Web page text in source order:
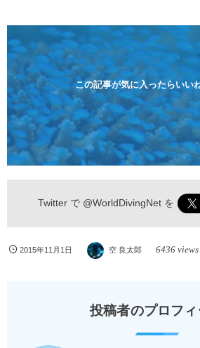
ンペーン！！￥16800 ￥
険 / 全て込み ダイビングが
気軽に体験できる半日のコ
らのんびりダイビングを楽
この記事が気に入ったらいい
Twitter で @WorldDivingNetを
2015年11月1日 空 良太郎 6436 views
投稿者のプロフ